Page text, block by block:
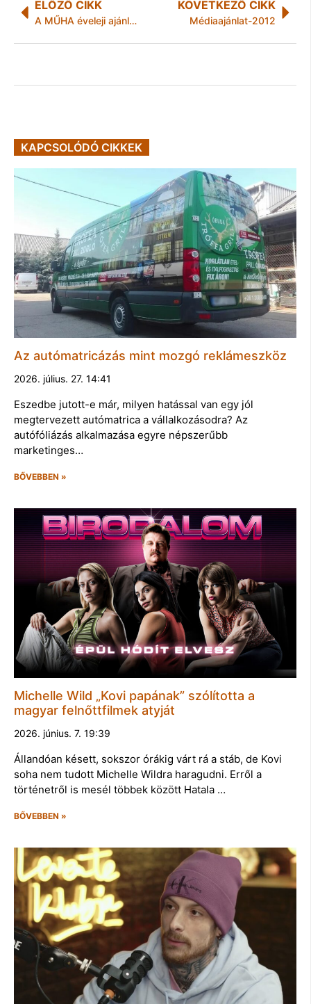
ELŐZŐ CIKK
A MŰHA éveleji ajánlója
KÖVETKEZŐ CIKK
Médiaajánlat-2012
KAPCSOLÓDÓ CIKKEK
Az autómatricázás mint mozgó reklámeszköz
2026. július. 27. 14:41
Eszedbe jutott-e már, milyen hatással van egy jól
megtervezett autómatrica a vállalkozásodra? Az
autófóliázás alkalmazása egyre népszerűbb
marketinges…
BŐVEBBEN »
Michelle Wild „Kovi papának” szólította a
magyar felnőttfilmek atyját
2026. június. 7. 19:39
Állandóan késett, sokszor órákig várt rá a stáb, de Kovi
soha nem tudott Michelle Wildra haragudni. Erről a
történetről is mesél többek között Hatala …
BŐVEBBEN »